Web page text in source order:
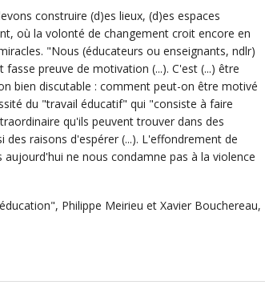
construire (d)es lieux, (d)es espaces
où la volonté de changement croit encore en
"Nous (éducateurs ou enseignants, ndlr)
preuve de motivation (...). C'est (...) être
bien discutable : comment peut-on être motivé
du "travail éducatif" qui "consiste à faire
qu'ils peuvent trouver dans des
raisons d'espérer (...). L'effondrement de
ne nous condamne pas à la violence
Philippe Meirieu et Xavier Bouchereau,